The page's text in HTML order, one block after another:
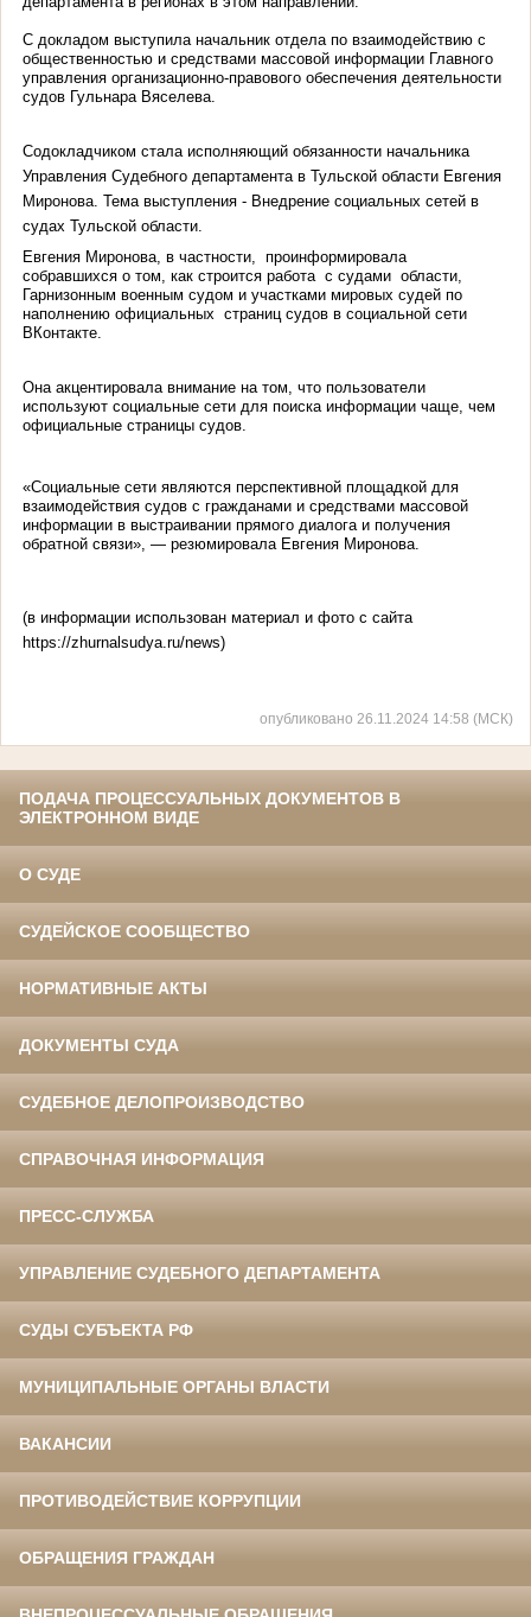
С докладом выступила начальник отдела по взаимодействию с
общественностью и средствами массовой информации Главного
управления организационно-правового обеспечения деятельности
судов Гульнара Вяселева.
Содокладчиком стала исполняющий обязанности начальника
Управления Судебного департамента в Тульской области Евгения
Миронова. Тема выступления - Внедрение социальных сетей в
судах Тульской области.
Евгения Миронова, в частности,
проинформировала
собравшихся о том, как строится работа с судами области,
Гарнизонным военным судом и участками мировых судей по
наполнению официальных страниц судов в социальной сети
ВКонтакте.
Она акцентировала внимание на том, что пользователи
используют социальные сети для поиска информации чаще, чем
официальные страницы судов.
«Социальные сети являются перспективной площадкой для
взаимодействия судов с гражданами и средствами массовой
информации в выстраивании прямого диалога и получения
обратной связи», — резюмировала Евгения Миронова.
(в информации использован материал и фото с сайта
https://zhurnalsudya.ru/news)
опубликовано 26.11.2024 14:58 (МСК)
ПОДАЧА ПРОЦЕССУАЛЬНЫХ ДОКУМЕНТОВ В
ЭЛЕКТРОННОМ ВИДЕ
О СУДЕ
СУДЕЙСКОЕ СООБЩЕСТВО
НОРМАТИВНЫЕ АКТЫ
ДОКУМЕНТЫ СУДА
СУДЕБНОЕ ДЕЛОПРОИЗВОДСТВО
СПРАВОЧНАЯ ИНФОРМАЦИЯ
ПРЕСС-СЛУЖБА
УПРАВЛЕНИЕ СУДЕБНОГО ДЕПАРТАМЕНТА
СУДЫ СУБЪЕКТА РФ
МУНИЦИПАЛЬНЫЕ ОРГАНЫ ВЛАСТИ
ВАКАНСИИ
ПРОТИВОДЕЙСТВИЕ КОРРУПЦИИ
ОБРАЩЕНИЯ ГРАЖДАН